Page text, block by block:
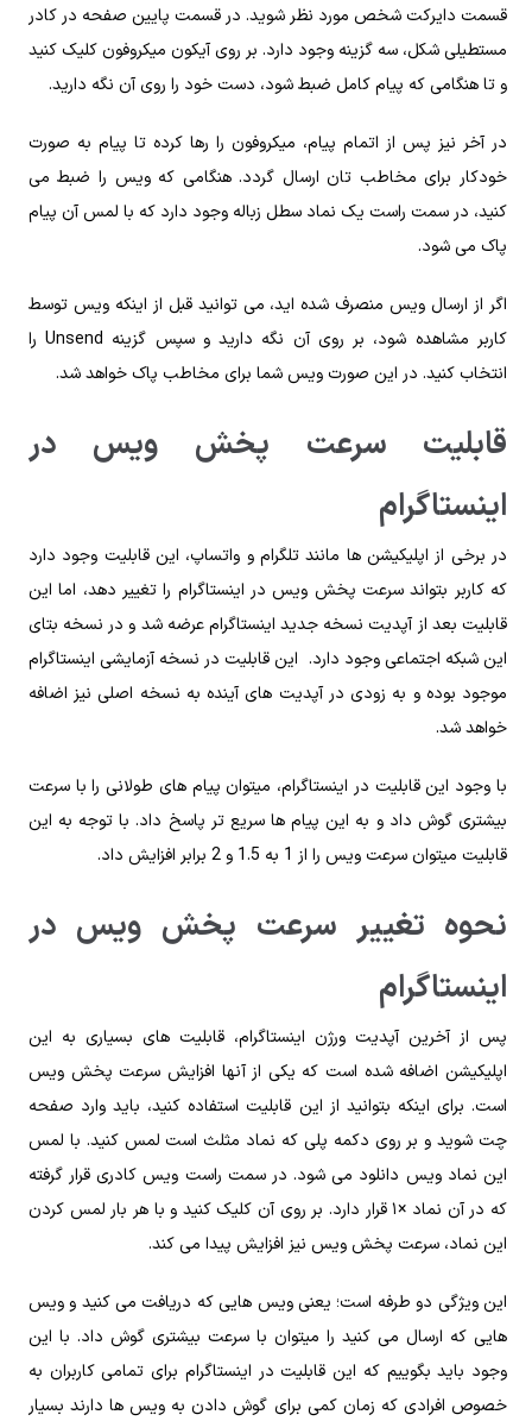
قسمت دایرکت شخص مورد نظر شوید. در قسمت پایین صفحه در کادر
مستطیلی شکل، سه گزینه وجود دارد. بر روی آیکون میکروفون کلیک کنید
و تا هنگامی که پیام کامل ضبط شود، دست خود را روی آن نگه دارید.
در آخر نیز پس از اتمام پیام، میکروفون را رها کرده تا پیام به صورت
خودکار برای مخاطب تان ارسال گردد. هنگامی که ویس را ضبط می
کنید، در سمت راست یک نماد سطل زباله وجود دارد که با لمس آن پیام
پاک می شود.
اگر از ارسال ویس منصرف شده اید، می توانید قبل از اینکه ویس توسط
کاربر مشاهده شود، بر روی آن نگه دارید و سپس گزینه Unsend را
انتخاب کنید. در این صورت ویس شما برای مخاطب پاک خواهد شد.
قابلیت سرعت پخش ویس ‌در
اینستاگرام
در برخی از اپلیکیشن ها مانند تلگرام و واتساپ، این قابلیت وجود دارد
که کاربر بتواند سرعت پخش ویس ‌در اینستاگرام را تغییر دهد، اما این
قابلیت بعد از آپدیت نسخه جدید اینستاگرام عرضه شد و در نسخه بتای
این شبکه اجتماعی وجود دارد. این قابلیت در نسخه آزمایشی اینستاگرام
موجود بوده و به زودی در آپدیت های آینده به نسخه اصلی نیز اضافه
خواهد شد.
با وجود این‌ قابلیت در اینستاگرام، میتوان پیام های طولانی را با سرعت
بیشتری گوش داد و به این پیام ها سریع تر پاسخ داد. با توجه به این
قابلیت میتوان سرعت ویس را از 1 به 1.5 و 2 برابر افزایش داد.
نحوه تغییر سرعت پخش ویس ‌در
اینستاگرام
پس از آخرین آپدیت ورژن اینستاگرام، قابلیت های بسیاری به این
اپلیکیشن اضافه شده است که یکی از آنها افزایش سرعت پخش ویس
است. برای اینکه بتوانید از این قابلیت استفاده کنید، باید وارد صفحه
چت شوید و بر روی دکمه پلی که نماد مثلث است لمس کنید. با لمس
این نماد ویس دانلود می شود. در سمت راست ویس کادری قرار گرفته
که در آن نماد ×۱ قرار دارد. بر روی آن کلیک کنید و با هر بار لمس کردن
این نماد، سرعت پخش ویس نیز افزایش پیدا می کند.
این ویژگی دو‌ طرفه است؛ یعنی ویس هایی که دریافت می کنید و ویس
هایی که ارسال می کنید را میتوان‌ با سرعت بیشتری گوش داد. با این
وجود باید بگوییم که این قابلیت در اینستاگرام برای تمامی کاربران به
خصوص افرادی که زمان کمی برای گوش دادن به ویس ها دارند بسیار